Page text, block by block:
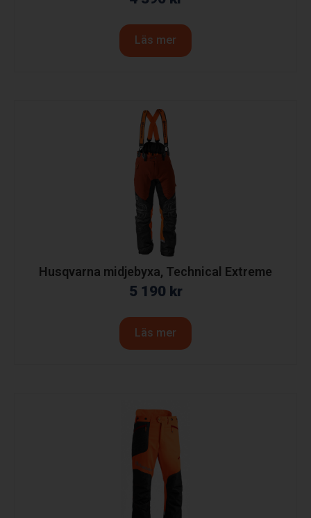
Läs mer
Husqvarna midjebyxa, Technical Extreme
5 190 kr
Läs mer